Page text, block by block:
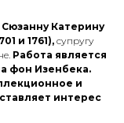
Сюзанну Катерину
и 1761), супругу
Работа является
фон Изенбека.
и
интерес